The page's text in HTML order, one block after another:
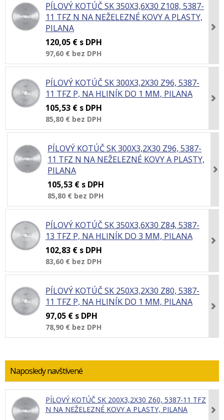
PÍLOVÝ KOTÚČ SK 350X3,6X30 Z108, 5387-
11 TFZ N NA NEŽELEZNÉ KOVY A PLASTY,
PILANA
120,05 € s DPH
97,60 € bez DPH
PÍLOVÝ KOTÚČ SK 300X3,2X30 Z96, 5387-
11 TFZ P, NA HLINÍK DO 1 MM, PILANA
105,53 € s DPH
85,80 € bez DPH
PÍLOVÝ KOTÚČ SK 300X3,2X30 Z96, 5387-
11 TFZ N NA NEŽELEZNÉ KOVY A PLASTY,
PILANA
105,53 € s DPH
85,80 € bez DPH
PÍLOVÝ KOTÚČ SK 350X3,6X30 Z84, 5387-
13 TFZ P, NA HLINÍK DO 3 MM, PILANA
102,83 € s DPH
83,60 € bez DPH
PÍLOVÝ KOTÚČ SK 250X3,2X30 Z80, 5387-
11 TFZ P, NA HLINÍK DO 1 MM, PILANA
97,05 € s DPH
78,90 € bez DPH
Naposledy navštívené
PÍLOVÝ KOTÚČ SK 200X3,2X30 Z60, 5387-11 TFZ
N NA NEŽELEZNÉ KOVY A PLASTY, PILANA